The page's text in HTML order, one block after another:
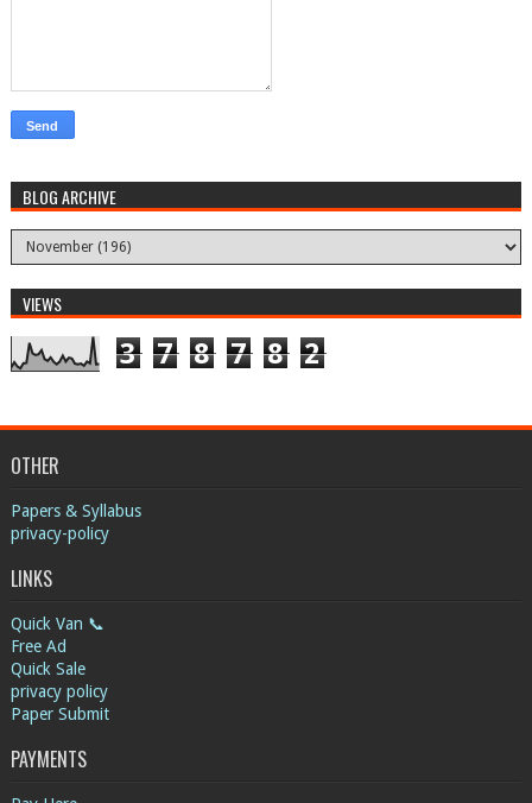
BLOG ARCHIVE
VIEWS
3 7 8 7 8 2
OTHER
Papers & Syllabus
privacy-policy
LINKS
Quick Van 📞
Free Ad
Quick Sale
privacy policy
Paper Submit
PAYMENTS